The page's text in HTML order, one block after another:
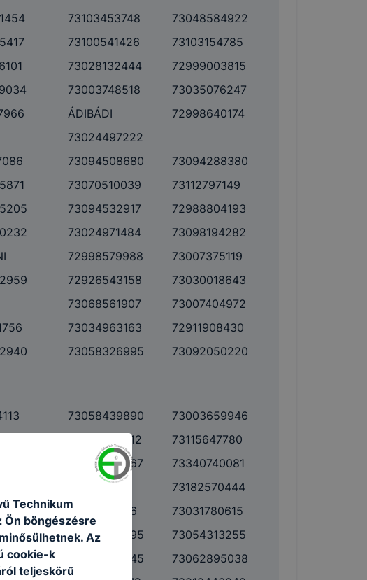
73103453748
73048584922
73100541426
73103154785
73028132444
72999003815
73003748518
73035076247
ÁDIBÁDI
72998640174
73024497222
73094508680
73094288380
73070510039
73112797149
73094532917
72988804193
73024971484
73098194282
72998579988
73007375119
72926543158
73030018643
73068561907
73007404972
73034963163
72911908430
73058326995
73092050220
73058439890
73003659946
73003684312
73115647780
73020894467
73340740081
73182570444
73113019766
73031780615
73068533395
73054313255
73052065345
73062895038
Technikum
Ön böngészésre
Az
cookie-k
teljeskörű